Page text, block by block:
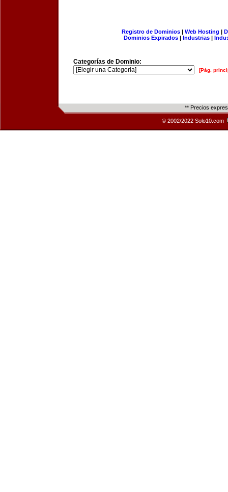
Registro de Dominios| Web Hosting |
Dominios Expirados | Industrias |
Categorías de Dominio:
[Pág.
** Precios
© 2002/2022 Solo10.com